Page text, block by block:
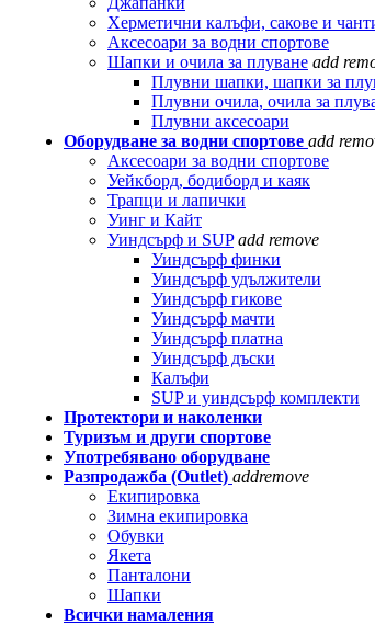
Херметични калъфи, сакове и
Аксесоари за водни спортове
Шапки и очила за плуване add
Плувни шапки, шапки за
Плувни очила, очила за
Плувни аксесоари
Оборудване за водни спортове add
Аксесоари за водни спортове
Уейкборд, бодиборд и каяк
Трапци и лапички
Уинг и Кайт
Уиндсърф и SUP add remove
Уиндсърф финки
Уиндсърф удължители
Уиндсърф гикове
Уиндсърф мачти
Уиндсърф платна
Уиндсърф дъски
Калъфи
SUP и уиндсърф комплекти
Протектори и наколенки
Туризъм и други спортове
Употребявано оборудване
Разпродажба (Outlet) addremove
Екипировка
Зимна екипировка
Обувки
Якета
Панталони
Шапки
Всички намаления